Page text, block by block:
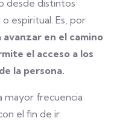
desde distintos
espiritual. Es, por
en el camino
el acceso a los
la persona.
mayor frecuencia
el fin de ir